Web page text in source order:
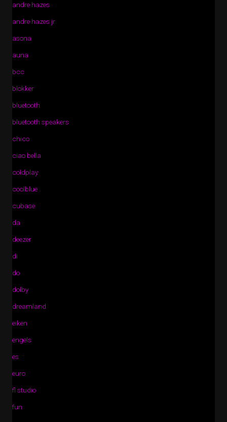
andre hazes
andre hazes jr
asona
auna
bcc
blokker
bluetooth
bluetooth speakers
chico
ciao bella
coldplay
coolblue
cubase
da
deezer
di
do
dolby
dreamland
eiken
engels
es
euro
fl studio
fun